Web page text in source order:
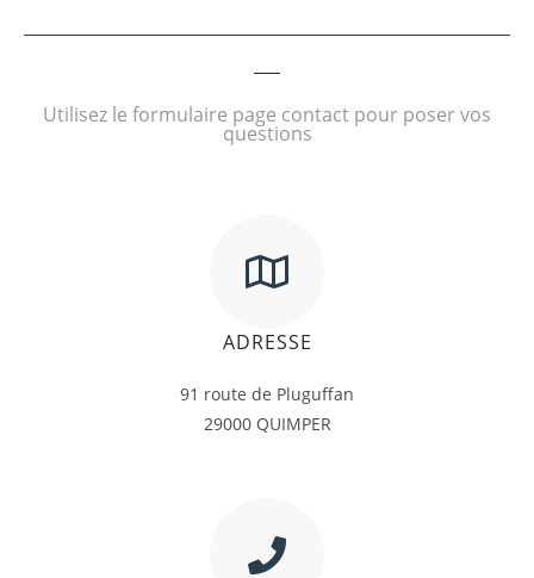
Utilisez le formulaire page contact pour poser vos
questions
ADRESSE
91 route de Pluguffan
29000 QUIMPER